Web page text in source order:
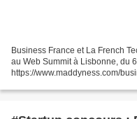
Business France et La French
au Web Summit à Lisbonne, du
https://www.maddyness.com/